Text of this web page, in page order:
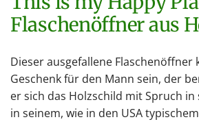
Flaschenöffner aus
Dieser ausgefallene Flaschenöffner
Geschenk für den Mann sein, der
er sich das Holzschild mit Spruch
in seinem, wie in den USA